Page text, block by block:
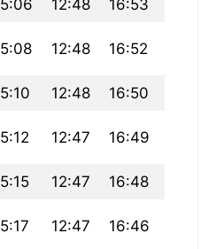
12:48 16:53
12:48 16:52
12:48 16:50
12:47 16:49
12:47 16:48
12:47 16:46